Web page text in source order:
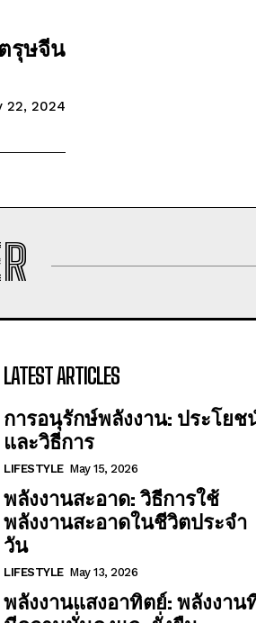
รุษจีน
22, 2024
LATEST ARTICLES
การอนุรักษ์พลังงาน: ประโยช
และวิธีการ
LIFESTYLE May 15, 2026
พลังงานสะอาด: วิธีการใช้
พลังงานสะอาดในชีวิตประจำ
วัน
LIFESTYLE May 13, 2026
พลังงานแสงอาทิตย์: พลังงาน